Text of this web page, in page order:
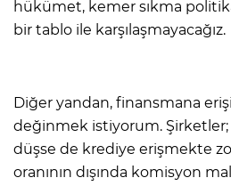
hükümet, kemer sıkma
bir tablo ile karşılaşmayacağız.
Diğer yandan, finansmana
değinmek istiyorum. Şirketler;
düşse de krediye erişmekte
oranının dışında komisyon